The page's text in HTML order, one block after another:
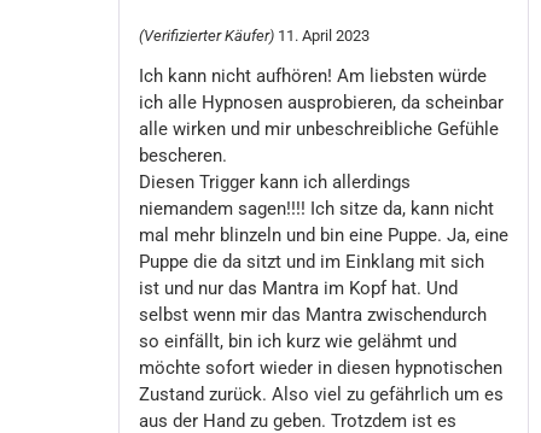
(Verifizierter Käufer) 11. April 2023
Ich kann nicht aufhören! Am liebsten würde
ich alle Hypnosen ausprobieren, da scheinbar
alle wirken und mir unbeschreibliche Gefühle
bescheren.
Diesen Trigger kann ich allerdings
niemandem sagen!!!! Ich sitze da, kann nicht
mal mehr blinzeln und bin eine Puppe. Ja, eine
Puppe die da sitzt und im Einklang mit sich
ist und nur das Mantra im Kopf hat. Und
selbst wenn mir das Mantra zwischendurch
so einfällt, bin ich kurz wie gelähmt und
möchte sofort wieder in diesen hypnotischen
Zustand zurück. Also viel zu gefährlich um es
aus der Hand zu geben. Trotzdem ist es